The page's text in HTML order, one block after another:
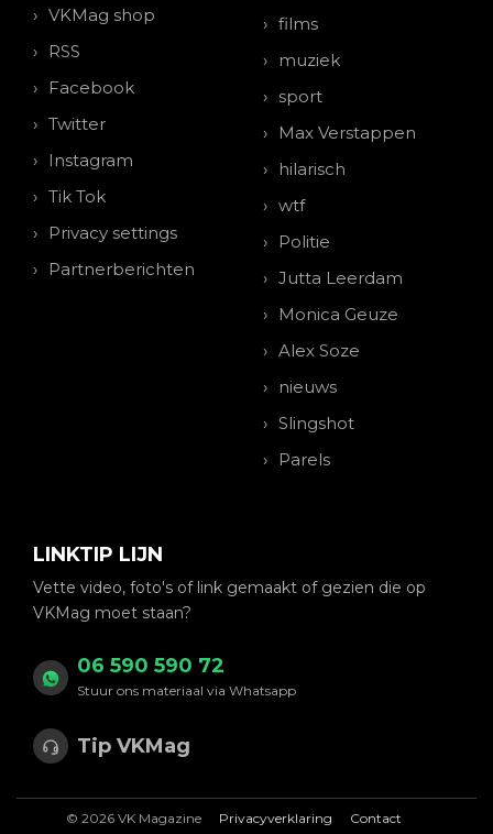
VKMag shop
RSS
Facebook
Twitter
Instagram
Tik Tok
Privacy settings
Partnerberichten
films
muziek
sport
Max Verstappen
hilarisch
wtf
Politie
Jutta Leerdam
Monica Geuze
Alex Soze
nieuws
Slingshot
Parels
LINKTIP LIJN
Vette video, foto's of link gemaakt of gezien die op
VKMag moet staan?
06 590 590 72
Stuur ons materiaal via Whatsapp
Tip VKMag
© 2026 VK Magazine Privacyverklaring
Contact